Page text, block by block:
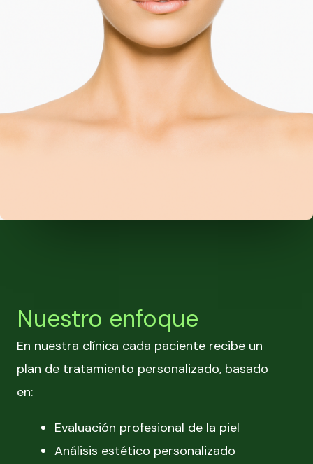
Nuestro enfoque
En nuestra clínica cada paciente recibe un
plan de tratamiento personalizado, basado
en:
Evaluación profesional de la piel
Análisis estético personalizado